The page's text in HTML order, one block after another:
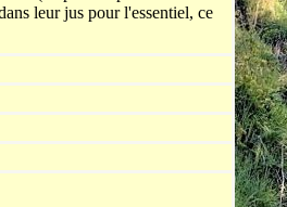
leur jus pour l'essentiel, ce